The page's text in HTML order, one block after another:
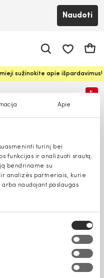
Apie
turinį bei
funkcijas ir analizuoti srautą.
bendriname su
analizės partneriais, kurie
naudojant paslaugas
Naudoti
sužinokite apie išpardavimus!
%